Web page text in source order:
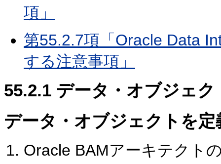
項」
第55.2.7項「Oracle Data
する注意事項」
55.2.1 データ・オブジェク
データ・オブジェクトを
Oracle BAMアーキテクト